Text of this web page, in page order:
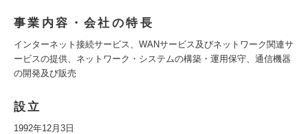
事業内容・会社の特長
インターネット接続サービス、WANサービス及びネットワーク関連サ
ービスの提供、ネットワーク・システムの構築・運用保守、通信機器
の開発及び販売
設立
1992年12月3日